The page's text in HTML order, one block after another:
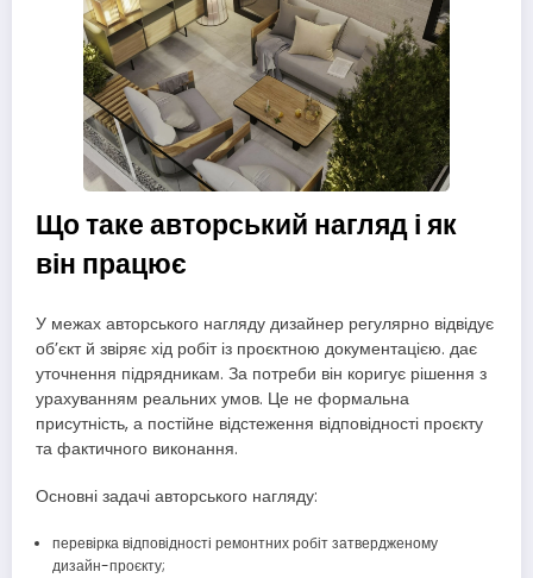
Що таке авторський нагляд і як
він працює
У межах авторського нагляду дизайнер регулярно відвідує
об’єкт й звіряє хід робіт із проєктною документацією. дає
уточнення підрядникам. За потреби він коригує рішення з
урахуванням реальних умов. Це не формальна
присутність, а постійне відстеження відповідності проєкту
та фактичного виконання.
Основні задачі авторського нагляду:
перевірка відповідності ремонтних робіт затвердженому
дизайн-проєкту;